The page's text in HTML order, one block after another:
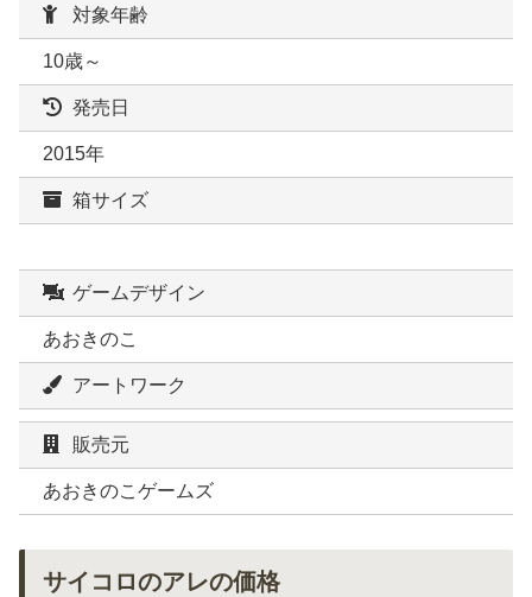
対象年齢
10歳～
発売日
2015年
箱サイズ
ゲームデザイン
あおきのこ
アートワーク
販売元
あおきのこゲームズ
サイコロのアレの価格